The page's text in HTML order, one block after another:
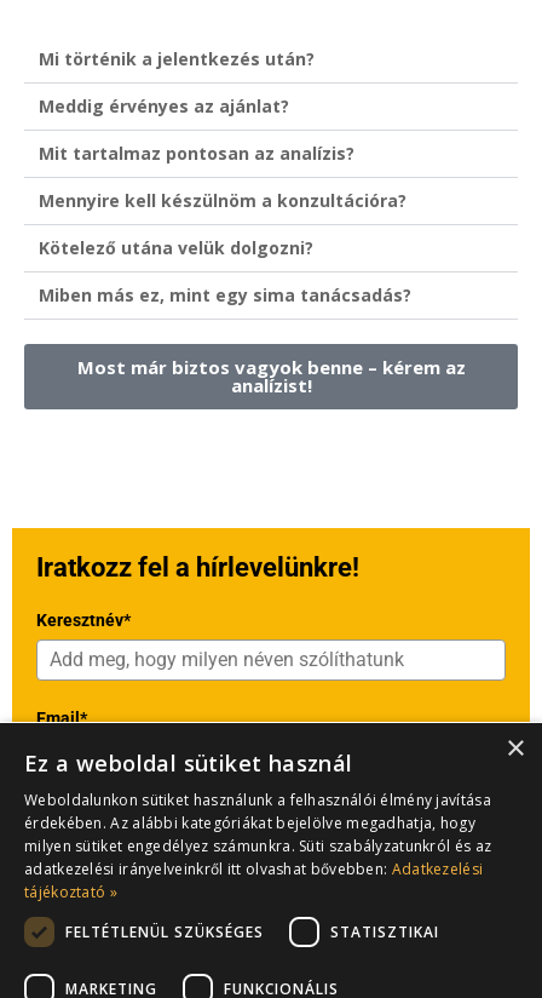
Mi történik a jelentkezés után?
Meddig érvényes az ajánlat?
Mit tartalmaz pontosan az analízis?
Mennyire kell készülnöm a konzultációra?
Kötelező utána velük dolgozni?
Miben más ez, mint egy sima tanácsadás?
Most már biztos vagyok benne – kérem az
analízist!
Iratkozz fel a hírlevelünkre!
Keresztnév*
Email*
Válaszd ki a beosztásodat*
Azadatkezelési tájékoztató
×
Ez a weboldal sütiket használ
Weboldalunkon sütiket használunk a felhasználói élmény javítása
érdekében. Az alábbi kategóriákat bejelölve megadhatja, hogy
milyen sütiket engedélyez számunkra. Süti szabályzatunkról és az
adatkezelési irányelveinkről itt olvashat bővebben: Adatkezelési
tájékoztató »
FELTÉTLENÜL SZÜKSÉGES
STATISZTIKAI
MARKETING FUNKCIONÁLIS